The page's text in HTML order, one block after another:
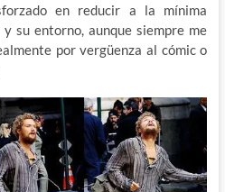
en reducir a la mínima
su entorno, aunque siempre me
por vergüenza al cómic o